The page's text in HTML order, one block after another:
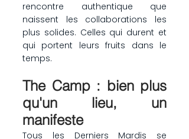
rencontre authentique que
naissent les collaborations les
plus solides. Celles qui durent et
qui portent leurs fruits dans le
temps.
The Camp : bien plus
qu'un lieu, un
manifeste
Tous les Derniers Mardis se